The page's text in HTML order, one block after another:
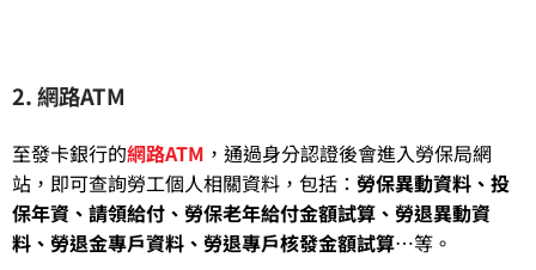
2. 網路ATM
至發卡銀行的網路ATM ，通過身分認證後會進入勞保局網
站，即可查詢勞工個人相關資料，包括： 勞保異動資料、投
保年資、請領給付、勞保老年給付金額試算、勞退異動資
料、勞退金專戶資料、勞退專戶核發金額試算…等。